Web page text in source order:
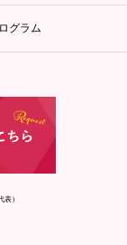
プ English
グラム
）